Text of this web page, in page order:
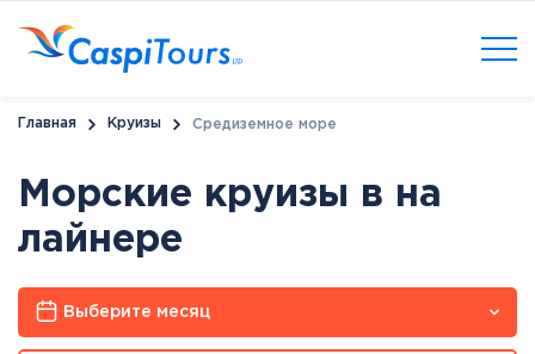
Главная Круизы Средиземное море
Морские круизы в на
лайнере
Выберите месяц